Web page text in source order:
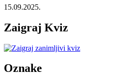
15.09.2025.
Zaigraj Kviz
Oznake